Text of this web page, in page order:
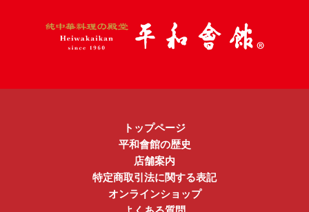
トップページ
平和會館の歴史
店舗案内
特定商取引法に関する表記
オンラインショップ